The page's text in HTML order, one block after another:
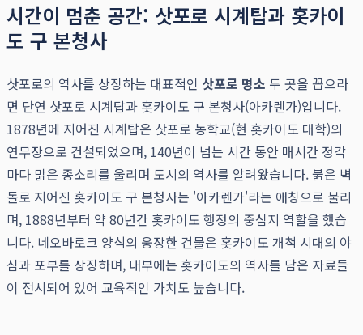
시간이 멈춘 공간: 삿포로 시계탑과 홋카이
도 구 본청사
삿포로의 역사를 상징하는 대표적인 삿포로 명소 두 곳을 꼽으라
면 단연 삿포로 시계탑과 홋카이도 구 본청사(아카렌가)입니다.
1878년에 지어진 시계탑은 삿포로 농학교(현 홋카이도 대학)의
연무장으로 건설되었으며, 140년이 넘는 시간 동안 매시간 정각
마다 맑은 종소리를 울리며 도시의 역사를 알려왔습니다. 붉은 벽
돌로 지어진 홋카이도 구 본청사는 '아카렌가'라는 애칭으로 불리
며, 1888년부터 약 80년간 홋카이도 행정의 중심지 역할을 했습
니다. 네오바로크 양식의 웅장한 건물은 홋카이도 개척 시대의 야
심과 포부를 상징하며, 내부에는 홋카이도의 역사를 담은 자료들
이 전시되어 있어 교육적인 가치도 높습니다.